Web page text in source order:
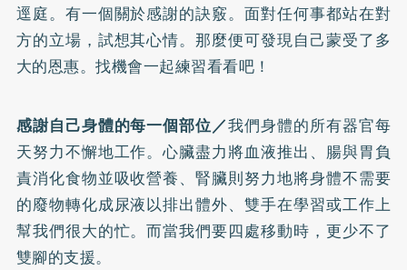
逕庭。有一個關於感謝的訣竅。面對任何事都站在對
方的立場，試想其心情。那麼便可發現自己蒙受了多
大的恩惠。找機會一起練習看看吧！
感謝自己身體的每一個部位／我們身體的所有器官每
天努力不懈地工作。心臟盡力將血液推出、腸與胃負
責消化食物並吸收營養、腎臟則努力地將身體不需要
的廢物轉化成尿液以排出體外、雙手在學習或工作上
幫我們很大的忙。而當我們要四處移動時，更少不了
雙腳的支援。